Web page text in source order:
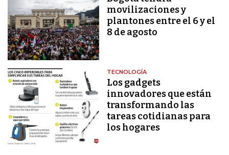
movilizaciones y
plantones entre el 6 y el
8 de agosto
TECNOLOGÍA
Los gadgets
innovadores que están
transformando las
tareas cotidianas para
los hogares